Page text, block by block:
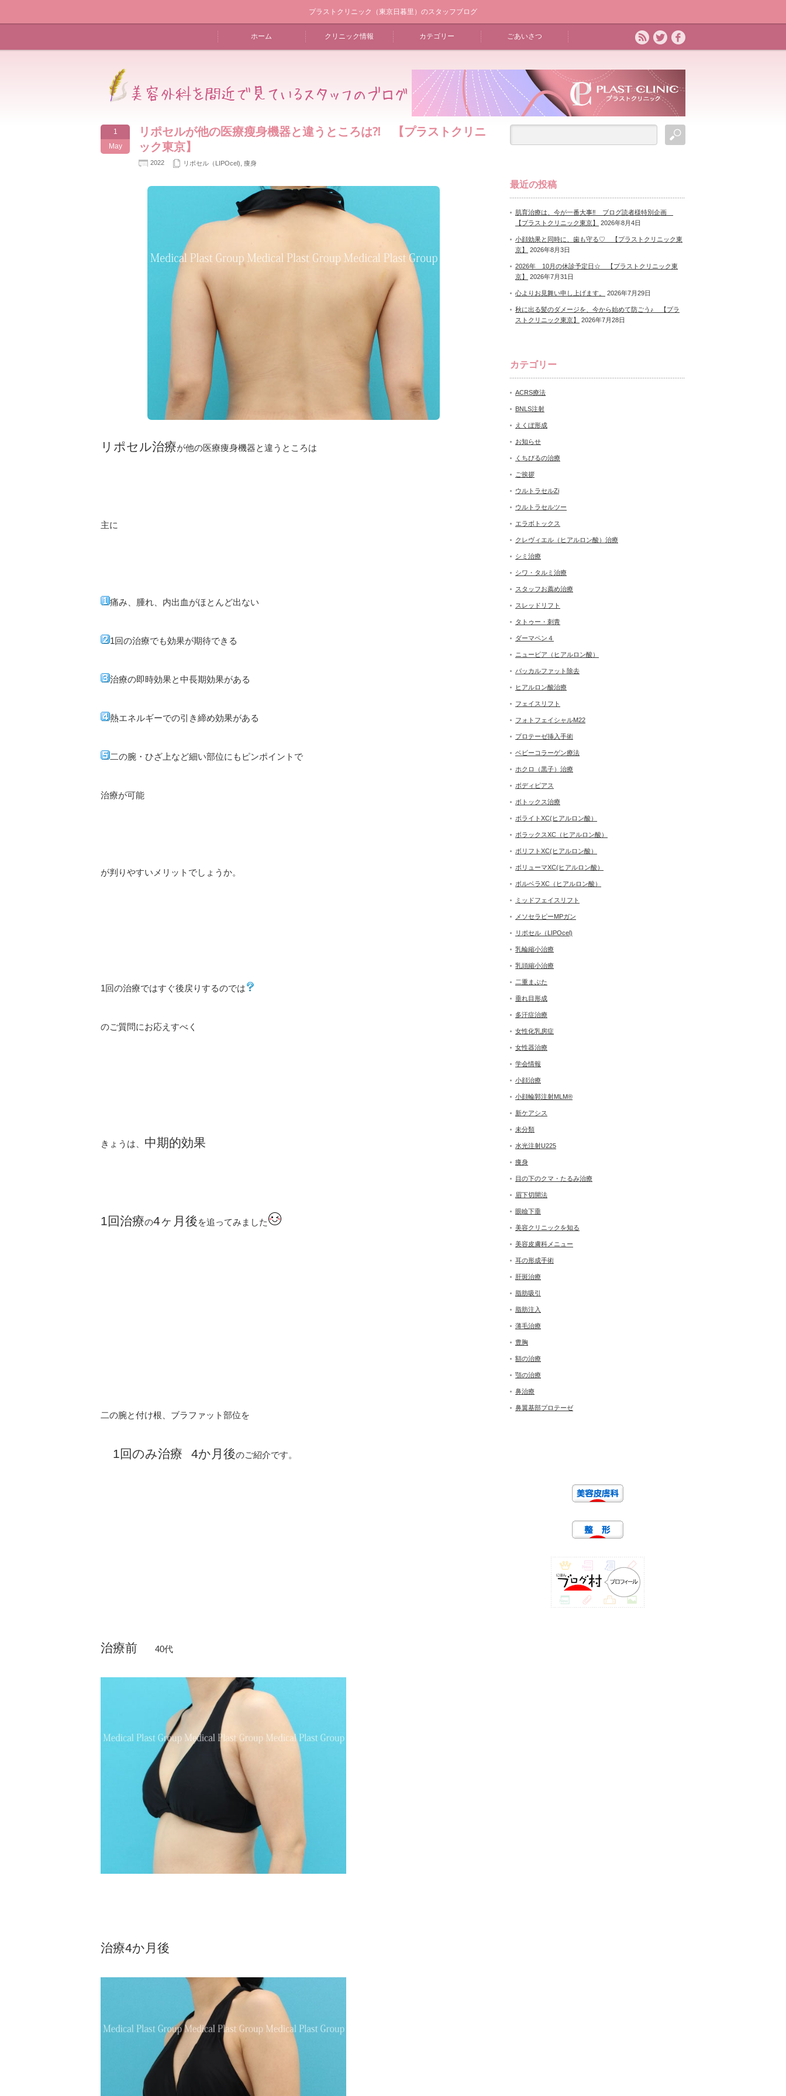
プラストクリニック（東京日暮里）のスタッフブログ
ホーム クリニック情報 カテゴリー ごあいさつ
1
May
リポセルが他の医療瘦身機器と違うところは⁈ 【プラストクリニ
ック東京】
2022 リポセル（LIPOcel) 痩身
リポセル治療が他の医療痩身機器と違うところは
主に
痛み、腫れ、内出血がほとんど出ない
1回の治療でも効果が期待できる
治療の即時効果と中長期効果がある
熱エネルギーでの引き締め効果がある
二の腕・ひざ上など細い部位にもピンポイントで
治療が可能
が判りやすいメリットでしょうか。
1回の治療ではすぐ後戻りするのでは
のご質問にお応えすべく
きょうは、 中期的効果
1回治療の4ヶ月後を追ってみました
二の腕と付け根、ブラファット部位を
1回のみ治療 4か月後のご紹介です。
治療前 40代
治療4か月後
最近の投稿
肌育治療は、今が一番大事‼ ブログ読者様特別企画
【プラストクリニック東京】
2026年8月4日
小顔効果と同時に、歯も守る♡ 【プラストクリニック東
京】
2026年8月3日
2026年 10月の休診予定日☆ 【プラストクリニック東
京】
2026年7月31日
心よりお見舞い申し上げます。 2026年7月29日
秋に出る髪のダメージを、今から始めて防ごう♪ 【プラ
ストクリニック東京】
2026年7月28日
カテゴリー
ACRS療法
BNLS注射
えくぼ形成
お知らせ
くちびるの治療
ご挨拶
ウルトラセルZi
ウルトラセルツー
エラボトックス
クレヴィエル（ヒアルロン酸）治療
シミ治療
シワ・タルミ治療
スタッフお薦め治療
スレッドリフト
タトゥー・刺青
ダーマペン４
ニュービア（ヒアルロン酸）
バッカルファット除去
ヒアルロン酸治療
フェイスリフト
フォトフェイシャルM22
プロテーゼ挿入手術
ベビーコラーゲン療法
ホクロ（黒子）治療
ボディピアス
ボトックス治療
ボライトXC(ヒアルロン酸）
ボラックスXC（ヒアルロン酸）
ボリフトXC(ヒアルロン酸）
ボリューマXC(ヒアルロン酸）
ボルベラXC（ヒアルロン酸）
ミッドフェイスリフト
メソセラピーMPガン
リポセル（LIPOcel)
乳輪縮小治療
乳頭縮小治療
二重まぶた
垂れ目形成
多汗症治療
女性化乳房症
女性器治療
学会情報
小顔治療
小顔輪郭注射MLM®
新ケアシス
未分類
水光注射U225
痩身
目の下のクマ・たるみ治療
眉下切開法
眼瞼下垂
美容クリニックを知る
美容皮膚科メニュー
耳の形成手術
肝斑治療
脂肪吸引
脂肪注入
薄毛治療
豊胸
額の治療
顎の治療
鼻治療
鼻翼基部プロテーゼ